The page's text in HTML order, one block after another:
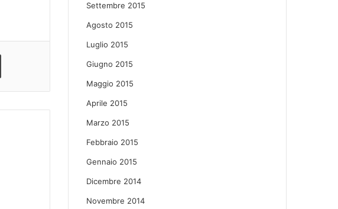
Print
Settembre 2015
Agosto 2015
Luglio 2015
Giugno 2015
Maggio 2015
Aprile 2015
Marzo 2015
Febbraio 2015
Gennaio 2015
Dicembre 2014
Novembre 2014